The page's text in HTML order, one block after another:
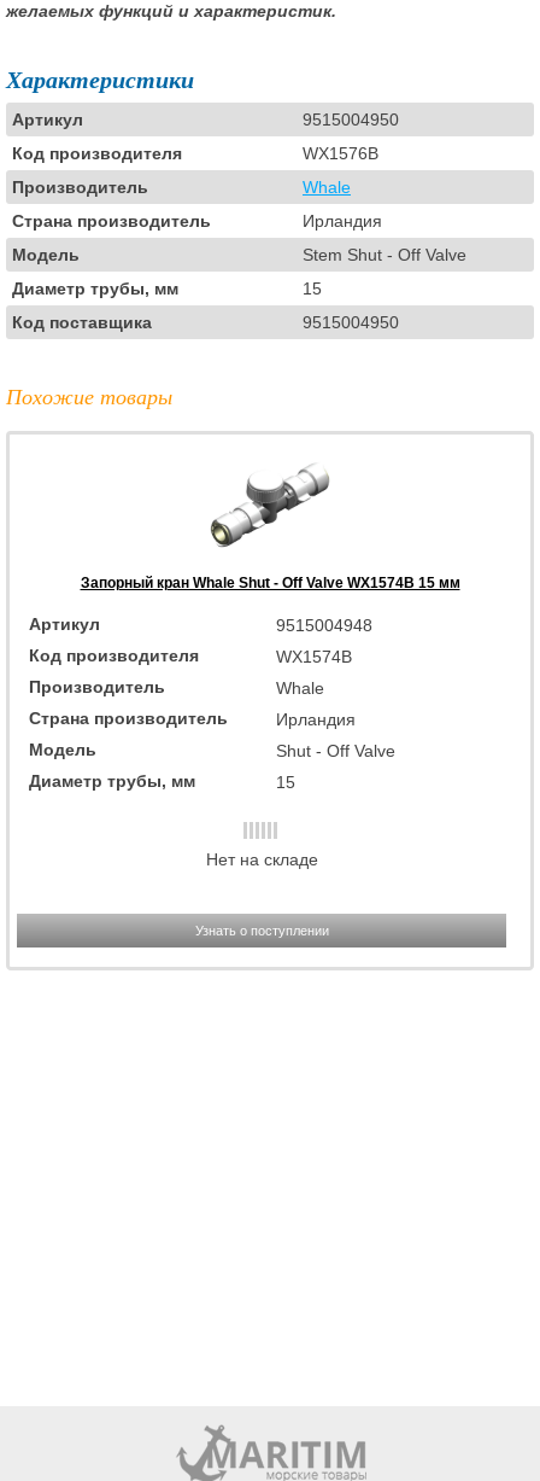
желаемых функций и характеристик.
Характеристики
Артикул
9515004950
Код производителя
WX1576B
Производитель
Whale
Страна производитель
Ирландия
Модель
Stem Shut - Off Valve
Диаметр трубы, мм
15
Код поставщика
9515004950
Похожие товары
Запорный кран Whale Shut - Off Valve WX1574B 15 мм
Артикул
9515004948
Код производителя
WX1574B
Производитель
Whale
Страна производитель
Ирландия
Модель
Shut - Off Valve
Диаметр трубы, мм
15
Нет на складе
Узнать о поступлении